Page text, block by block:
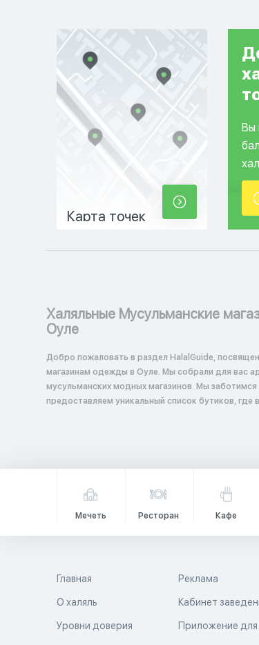
Карта точек
Вы
Халяльные Мусульманские
Оуле
Добро пожаловать в раздел HalalGuide,
магазинам одежды в Оуле. Мы собрали для вас адреса и описания
мусульманских модных магазинов. Мы
предоставляем уникальный список бутиков, где
Мечеть Ресторан Кафе
Главная
О халяль
Уровни доверия
Реклама
Кабинет
Приложение для